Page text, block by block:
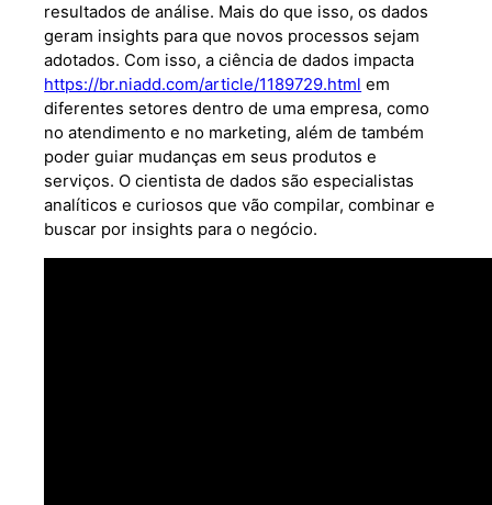
resultados de análise. Mais do que isso, os dados
geram insights para que novos processos sejam
adotados. Com isso, a ciência de dados impacta
https://br.niadd.com/article/1189729.html em
diferentes setores dentro de uma empresa, como
no atendimento e no marketing, além de também
poder guiar mudanças em seus produtos e
serviços. O cientista de dados são especialistas
analíticos e curiosos que vão compilar, combinar e
buscar por insights para o negócio.